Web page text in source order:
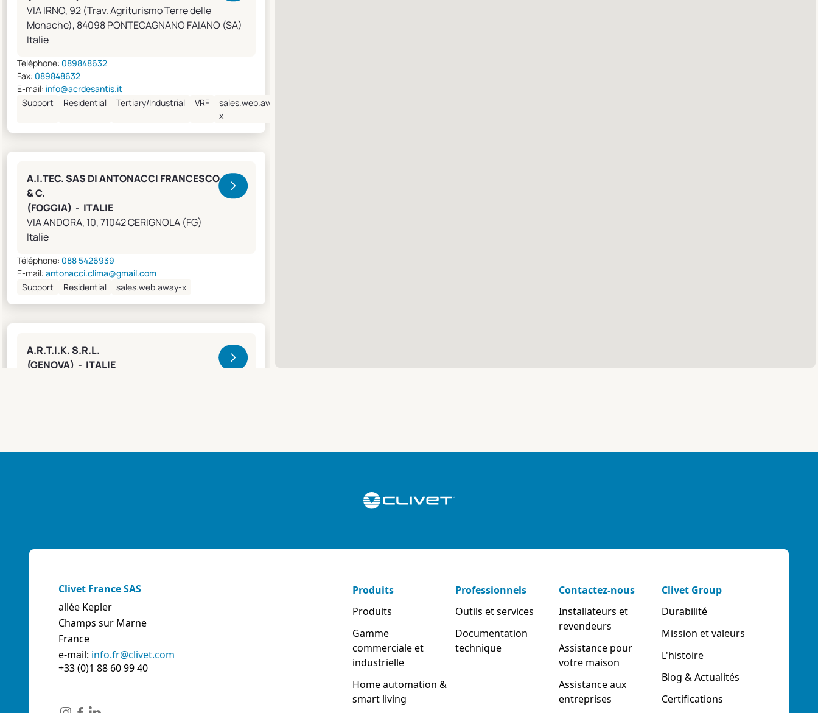
VIA IRNO, 92 (Trav. Agriturismo Terre delle
Monache), 84098 PONTECAGNANO FAIANO (SA)
Italie
Téléphone: 089848632
Fax: 089848632
E-mail: info@acrdesantis.it
Support
Residential Tertiary/Industrial VRF
sales.web.away-
x
A.I.TEC. SAS DI ANTONACCI FRANCESCO
& C.
(FOGGIA) - ITALIE
VIA ANDORA, 10, 71042 CERIGNOLA (FG)
Italie
Téléphone: 088 5426939
E-mail: antonacci.clima@gmail.com
Support
Residential sales.web.away-x
A.R.T.I.K. S.R.L.
(GENOVA) - ITALIE
VIA MAESTRI DEL LAVORO, 4 - Z.I., 05023 BASCHI
0744/957610
0744956015
info@aziendaserviziitalia.it
Tertiary/Industrial
A.VENTI SRL
Clivet France SAS
allée Kepler
Champs sur Marne
France
e-mail: info.fr@clivet.com
+33 (0)1 88 60 99 40
Produits
Produits
Gamme
commerciale et
industrielle
Home automation &
smart living
Professionnels
Outils et services
Documentation
technique
Contactez-nous
Installateurs et
revendeurs
Assistance pour
votre maison
Assistance aux
entreprises
Clivet Group
Durabilité
Mission et valeurs
L'histoire
Blog & Actualités
Certifications